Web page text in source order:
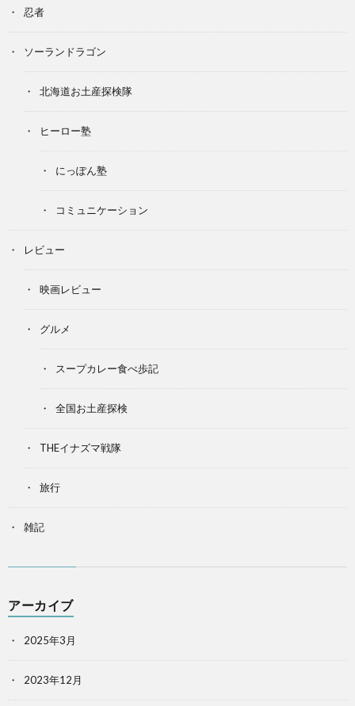
忍者
ソーランドラゴン
北海道お土産探検隊
ヒーロー塾
にっぽん塾
コミュニケーション
レビュー
映画レビュー
グルメ
スープカレー食べ歩記
全国お土産探検
THEイナズマ戦隊
旅行
雑記
アーカイブ
2025年3月
2023年12月